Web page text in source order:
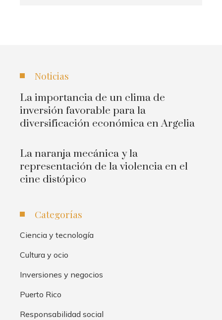
Noticias
La importancia de un clima de
inversión favorable para la
diversificación económica en Argelia
La naranja mecánica y la
representación de la violencia en el
cine distópico
Categorías
Ciencia y tecnología
Cultura y ocio
Inversiones y negocios
Puerto Rico
Responsabilidad social